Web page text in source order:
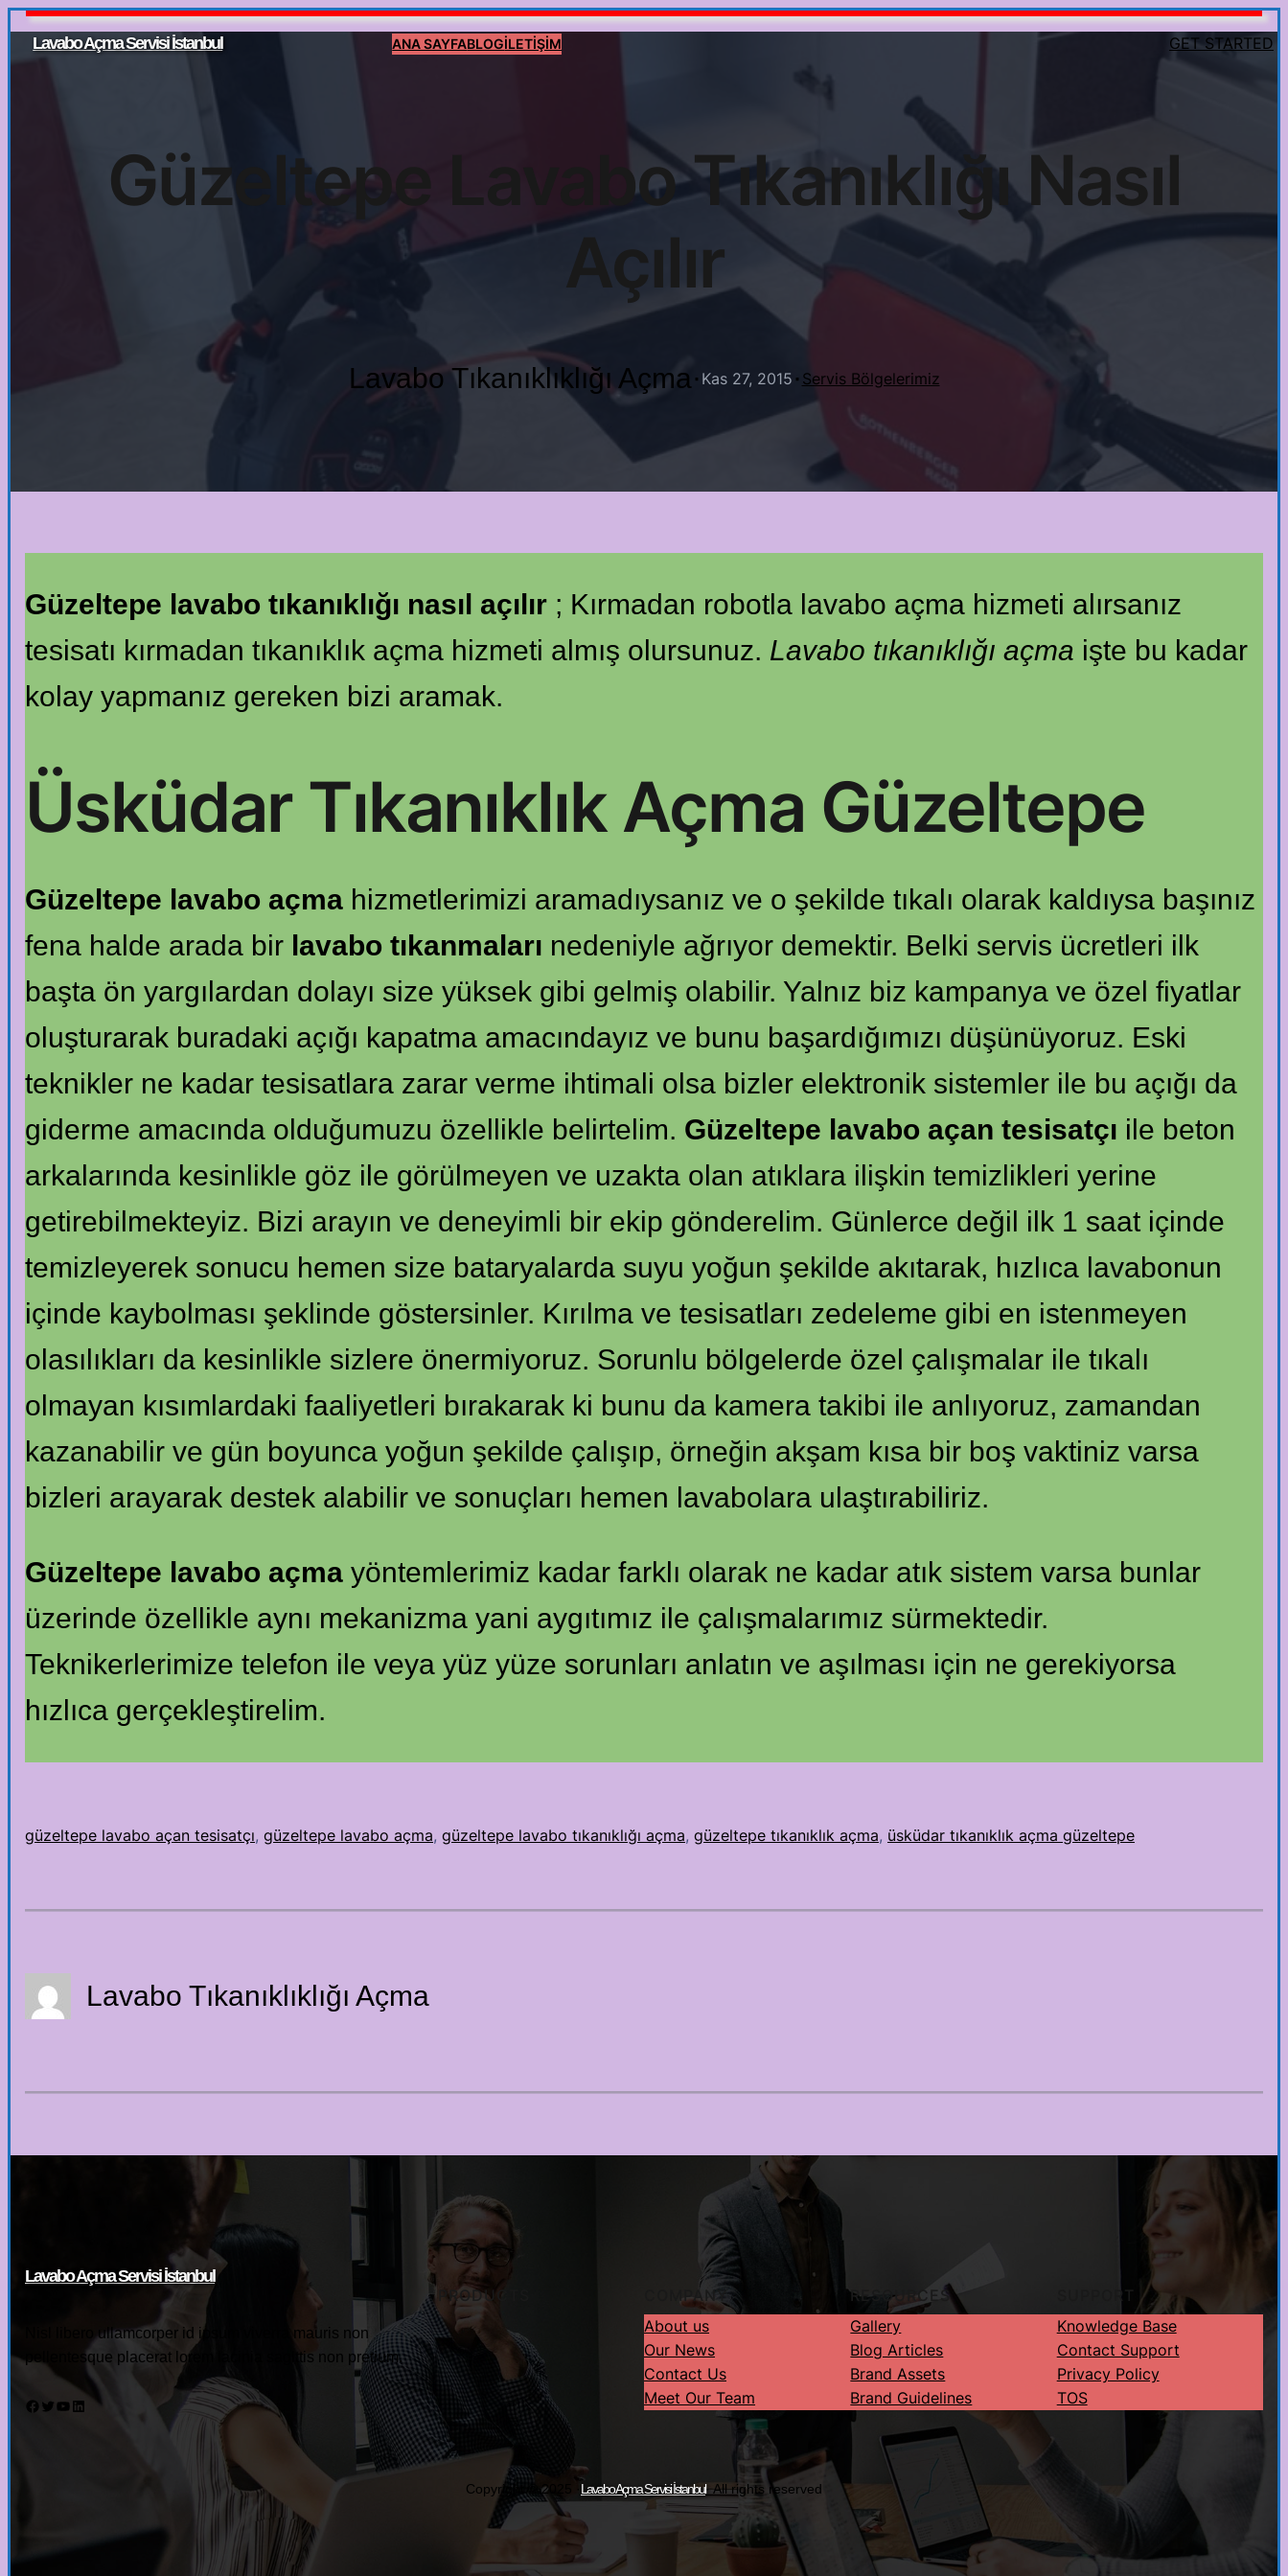
İçeriğe
geçLavabo Açma Servisi İstanbul ANA SAYFABLOGİLETİŞİM GET STARTED
Güzeltepe Lavabo Tıkanıklığı Nasıl
Açılır
Lavabo Tıkanıklıklığı Açma· Kas 27, 2015 · Servis Bölgelerimiz
Güzeltepe lavabo tıkanıklığı nasıl açılır ; Kırmadan robotla lavabo açma hizmeti alırsanız
tesisatı kırmadan tıkanıklık açma hizmeti almış olursunuz. Lavabo tıkanıklığı açma işte bu kadar
kolay yapmanız gereken bizi aramak.
Üsküdar Tıkanıklık Açma Güzeltepe
Güzeltepe lavabo açma hizmetlerimizi aramadıysanız ve o şekilde tıkalı olarak kaldıysa başınız
fena halde arada bir lavabo tıkanmaları nedeniyle ağrıyor demektir. Belki servis ücretleri ilk
başta ön yargılardan dolayı size yüksek gibi gelmiş olabilir. Yalnız biz kampanya ve özel fiyatlar
oluşturarak buradaki açığı kapatma amacındayız ve bunu başardığımızı düşünüyoruz. Eski
teknikler ne kadar tesisatlara zarar verme ihtimali olsa bizler elektronik sistemler ile bu açığı da
giderme amacında olduğumuzu özellikle belirtelim. Güzeltepe lavabo açan tesisatçı ile beton
arkalarında kesinlikle göz ile görülmeyen ve uzakta olan atıklara ilişkin temizlikleri yerine
getirebilmekteyiz. Bizi arayın ve deneyimli bir ekip gönderelim. Günlerce değil ilk 1 saat içinde
temizleyerek sonucu hemen size bataryalarda suyu yoğun şekilde akıtarak, hızlıca lavabonun
içinde kaybolması şeklinde göstersinler. Kırılma ve tesisatları zedeleme gibi en istenmeyen
olasılıkları da kesinlikle sizlere önermiyoruz. Sorunlu bölgelerde özel çalışmalar ile tıkalı
olmayan kısımlardaki faaliyetleri bırakarak ki bunu da kamera takibi ile anlıyoruz, zamandan
kazanabilir ve gün boyunca yoğun şekilde çalışıp, örneğin akşam kısa bir boş vaktiniz varsa
bizleri arayarak destek alabilir ve sonuçları hemen lavabolara ulaştırabiliriz.
Güzeltepe lavabo açma yöntemlerimiz kadar farklı olarak ne kadar atık sistem varsa bunlar
üzerinde özellikle aynı mekanizma yani aygıtımız ile çalışmalarımız sürmektedir.
Teknikerlerimize telefon ile veya yüz yüze sorunları anlatın ve aşılması için ne gerekiyorsa
hızlıca gerçekleştirelim.
güzeltepe lavabo açan tesisatçı, güzeltepe lavabo açma, güzeltepe lavabo tıkanıklığı açma, güzeltepe tıkanıklık açma, üsküdar tıkanıklık açma güzeltepe
Lavabo Tıkanıklıklığı Açma
Lavabo Açma Servisi İstanbul
Nisl libero ullamcorper id ipsum viverra mauris non
pellentesque placerat lorem lacinia sagittis non pretium.
Facebook Twitter YouTube LinkedIn
PRODUCTS
COMPANY
About us
Our News
Contact Us
Meet Our Team
RESOURCES
Gallery
Blog Articles
Brand Assets
Brand Guidelines
Knowledge Base
Contact Support
Privacy Policy
TOS
Copyright © 2025 · Lavabo Açma Servisi İstanbul· All rights reserved